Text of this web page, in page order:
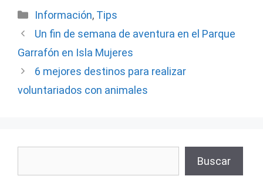
Categorías
Información, Tips
Un fin de semana de aventura en el Parque
Garrafón en Isla Mujeres
6 mejores destinos para realizar
voluntariados con animales
Buscar